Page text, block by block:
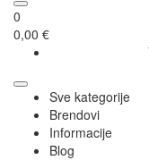
0
0,00 €
Sve kategorije
Brendovi
Informacije
Blog